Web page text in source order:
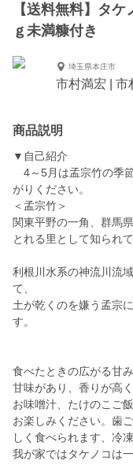
【送料無料】タ
ｇ未満糠付き
埼玉県本庄市
市村満宏 | 市
商品説明
▼自己紹介
4～5月は孟宗竹の季
がりください。
＜孟宗竹＞
関東平野の一角、群馬
とれる里として知られて
利根川水系の神流川流
て、
土が乾くのを嫌う孟宗
す。
食べたときの広がる甘
甘味があり、香りが高
お味噌汁、たけのこご
お楽しみください。歯
しく食べられます、冷
我が家ではタケノコは